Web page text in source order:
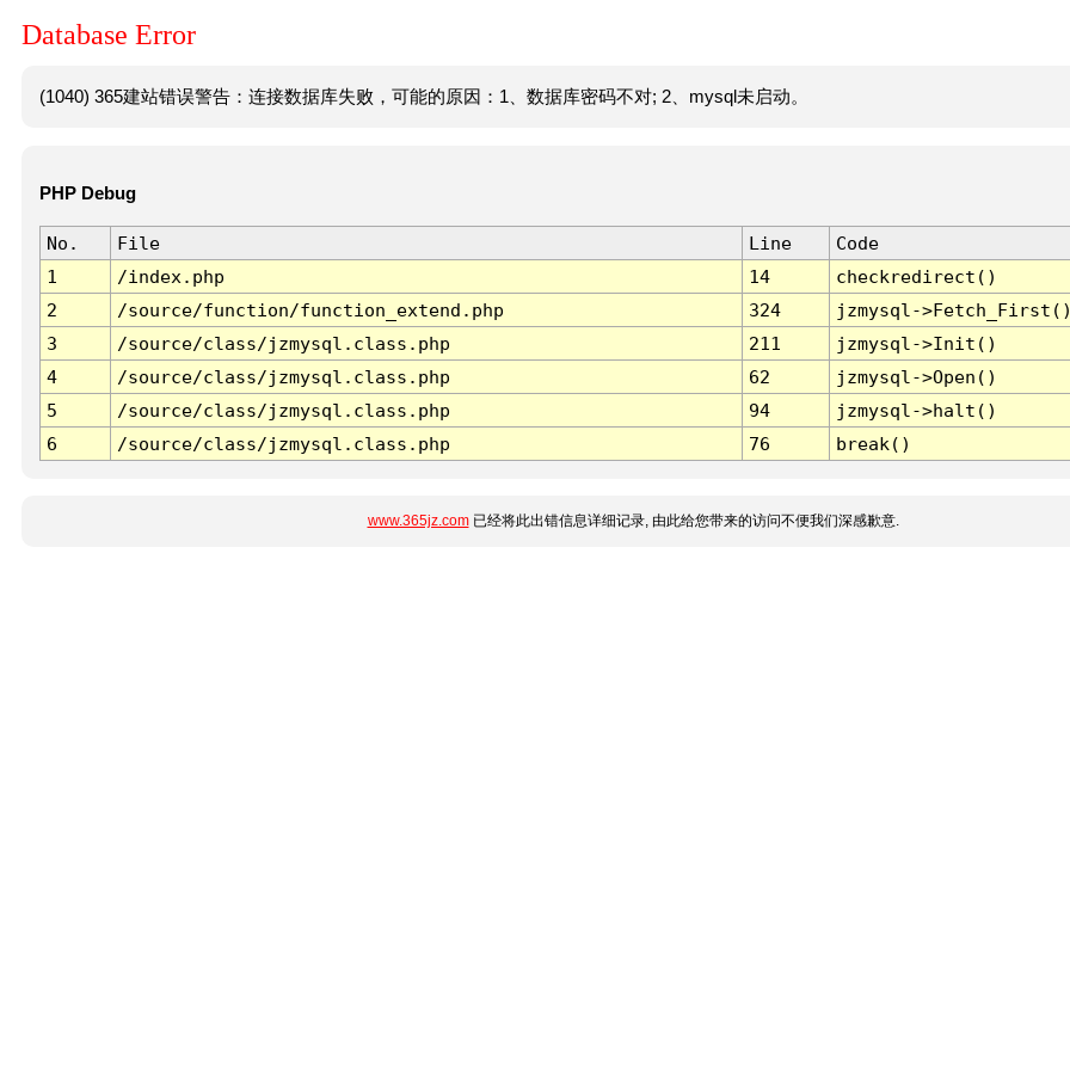
Database Error
(1040) 365建站错误警告：连接数据库失败，可能的原因：1、数据库密码不对; 2、mysql未启动。
PHP Debug
No. File Line
Code
1
/index.php 14
checkredirect()
2
/source/function/function_extend.php 324
jzmysql-
3
/source/class/jzmysql.class.php 211
jzmysql->Init()
4
/source/class/jzmysql.class.php 62
jzmysql->Open()
5
/source/class/jzmysql.class.php 94
jzmysql->halt()
6
/source/class/jzmysql.class.php 76 break()
www.365jz.com已经将此出错信息详细记录, 由此给您带来的访问不便我们深感歉意.